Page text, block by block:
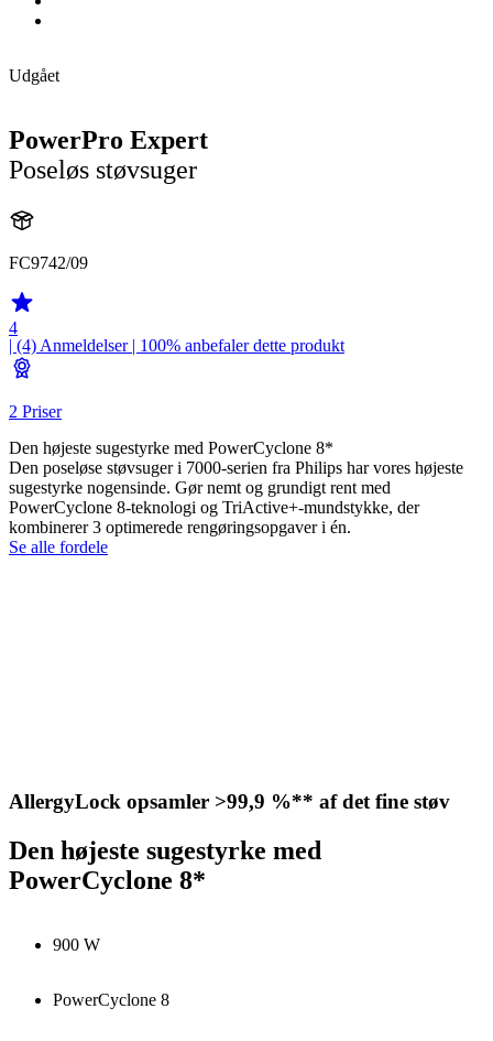
Udgået
PowerPro Expert
Poseløs støvsuger
FC9742/09
4
| (4) Anmeldelser| 100% anbefaler dette produkt
2 Priser
Den højeste sugestyrke med PowerCyclone 8*
Den poseløse støvsuger i 7000-serien fra Philips har vores højeste
sugestyrke nogensinde. Gør nemt og grundigt rent med
PowerCyclone 8-teknologi og TriActive+-mundstykke, der
kombinerer 3 optimerede rengøringsopgaver i én.
Se alle fordele
AllergyLock opsamler >99,9 %** af det fine støv
Den højeste sugestyrke med
PowerCyclone 8*
900 W
PowerCyclone 8